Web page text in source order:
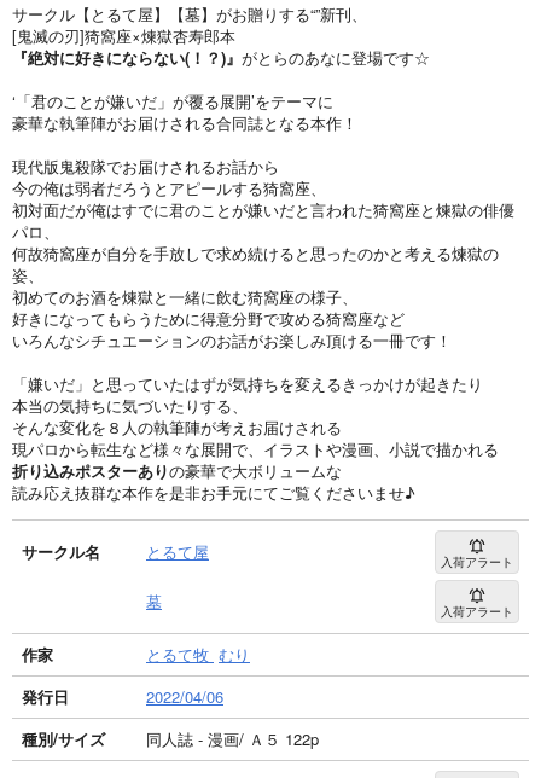
サークル【とるて屋】【墓】がお贈りする“”新刊、
[鬼滅の刃]猗窩座×煉獄杏寿郎本
『絶対に好きにならない(！？)』 がとらのあなに登場です☆
‘「君のことが嫌いだ」が覆る展開’をテーマに
豪華な執筆陣がお届けされる合同誌となる本作！
現代版鬼殺隊でお届けされるお話から
今の俺は弱者だろうとアピールする猗窩座、
初対面だが俺はすでに君のことが嫌いだと言われた猗窩座と煉獄の俳優
パロ、
何故猗窩座が自分を手放しで求め続けると思ったのかと考える煉獄の
姿、
初めてのお酒を煉獄と一緒に飲む猗窩座の様子、
好きになってもらうために得意分野で攻める猗窩座など
いろんなシチュエーションのお話がお楽しみ頂ける一冊です！
「嫌いだ」と思っていたはずが気持ちを変えるきっかけが起きたり
本当の気持ちに気づいたりする、
そんな変化を８人の執筆陣が考えお届けされる
現パロから転生など様々な展開で、イラストや漫画、小説で描かれる
折り込みポスターありの豪華で大ボリュームな
読み応え抜群な本作を是非お手元にてご覧くださいませ♪
サークル名 とるて屋 入荷アラート
墓 入荷アラート
作家 とるて牧 むり
発行日
2022/04/06
種別/サイズ
同人誌 - 漫画/ Ａ５ 122p